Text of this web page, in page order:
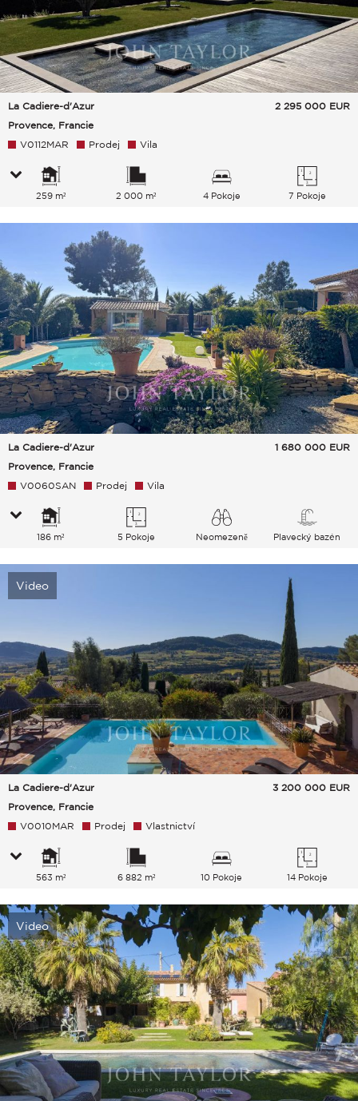
La Cadiere-d'Azur
Provence, Francie
2 295 000 EUR
V0112MAR Prodej Vila
259 m² 2 000 m² 4 Pokoje 7 Pokoje
La Cadiere-d'Azur
Provence, Francie
1 680 000 EUR
V0060SAN Prodej Vila
186 m² 5 Pokoje Neomezeně Plavecký bazén
Video
La Cadiere-d'Azur
Provence, Francie
3 200 000 EUR
V0010MAR Prodej Vlastnictví
563 m² 6 882 m² 10 Pokoje 14 Pokoje
Video